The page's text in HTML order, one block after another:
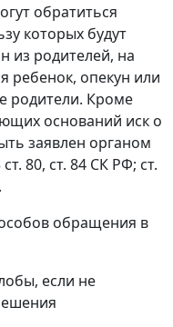
обратиться
которых будут
из родителей, на
ребенок, опекун или
родители. Кроме
оснований иск о
заявлен органом
80, ст. 84 СК РФ; ст.
обращения в
если не